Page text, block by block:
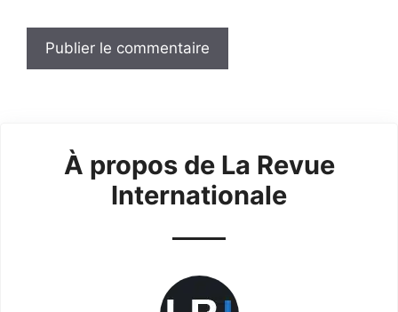
À propos de La Revue
Internationale